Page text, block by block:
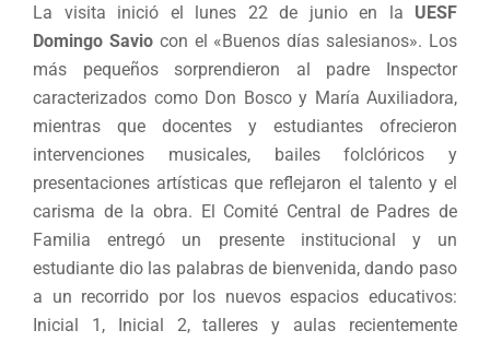
La visita inició el lunes 22 de junio en la UESF
Domingo Saviocon el «Buenos días salesianos». Los
más pequeños sorprendieron al padre Inspector
caracterizados como Don Bosco y María Auxiliadora,
mientras que docentes y estudiantes ofrecieron
intervenciones musicales, bailes folclóricos y
presentaciones artísticas que reflejaron el talento y el
carisma de la obra. El Comité Central de Padres de
Familia entregó un presente institucional y un
estudiante dio las palabras de bienvenida, dando paso
a un recorrido por los nuevos espacios educativos:
Inicial 1, Inicial 2, talleres y aulas recientemente